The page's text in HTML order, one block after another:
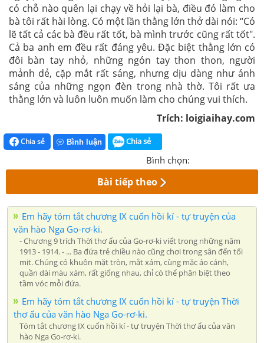
có chỗ nào quên lại chạy về hỏi lại bà, điều đó làm cho
bà tôi rất hài lòng. Có một lần thằng lớn thở dài nói: “Có
lẽ tất cả các bà đều rất tốt, bà mình trước cũng rất tốt".
Cả ba anh em đều rất đáng yêu. Đặc biệt thằng lớn có
đôi bàn tay nhỏ, những ngón tay thon thon, người
mảnh dẻ, cặp mắt rất sáng, nhưng dịu dàng như ánh
sáng của những ngọn đèn trong nhà thờ. Tôi rất ưa
thằng lớn và luôn luôn muốn làm cho chúng vui thích.
Trích: loigiaihay.com
Chia sẻ Bình luận Chia sẻ
Bình chọn:
Bài tiếp theo
Em hãy tóm tắt chương IX cuốn hồi kí - tự truyện của
văn hào Nga Go-rơ-ki.
- Chương 9 trích Thời thơ ấu của Go-rơ-ki viết trong những năm
1913 - 1914. - ... Ba đứa trẻ chiều nào cũng chơi trong sân đến tối
mịt. Chúng có khuôn mặt tròn, mắt xám, cùng mặc áo cánh,
quần dài màu xám, rất giống nhau, chỉ có thể phân biệt theo
tầm vóc mỗi đứa.
Em hãy tóm tắt chương IX cuốn hồi kí - tự truyện Thời
thơ ấu của văn hào Nga Go-rơ-ki.
Tóm tắt chương IX cuốn hồi kí - tự truyện Thời thơ ấu của văn
hào Nga Go-rơ-ki.